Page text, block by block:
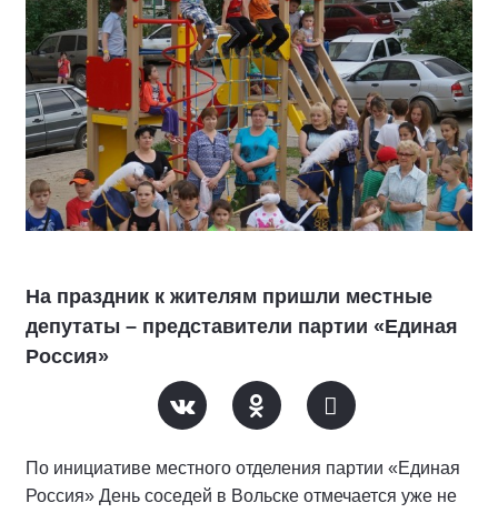
На праздник к жителям пришли местные
депутаты – представители партии «Единая
Россия»
По инициативе местного отделения партии «Единая
Россия» День соседей в Вольске отмечается уже не